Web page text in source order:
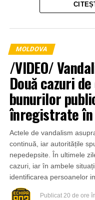
MOLDOVA
/VIDEO/
Două cazuri
bunurilor
înregistrate în
Actele de vandalism
continuă, iar autoritățile
nepedepsite. În ultimele
cazuri, iar în ambele
identificarea persoanelor
Publicat 20 de ore